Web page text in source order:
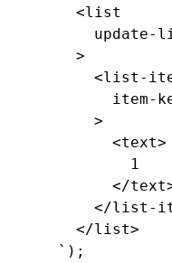
    <list
update-
    >
<list-
item-
      >
        <text>
          1
</
</list-
    </list>
  `
);